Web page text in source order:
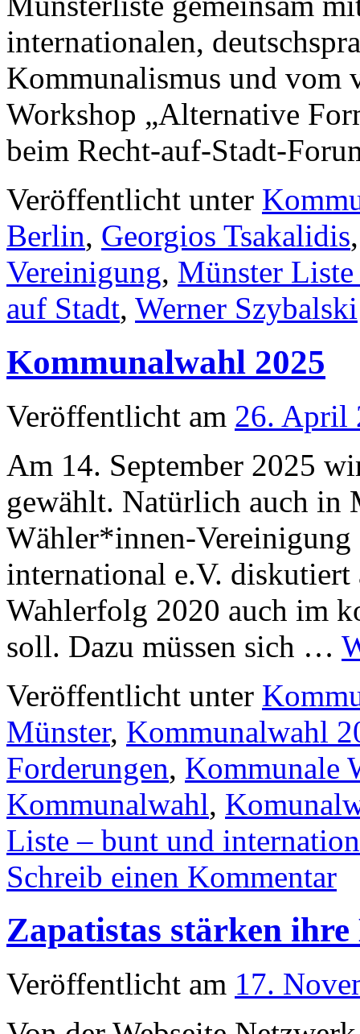
internationalen,
Kommunalismus und vom
Workshop „Alternative
beim Recht-auf-Stadt-
Veröffentlicht unter
Berlin, Georgios Tsakalidis
Vereinigung, Münster
auf Stadt, Werner Szybalski
Kommunalwahl 2025
Veröffentlicht am 26. April
Am 14. September 2025
gewählt. Natürlich auch in
Wähler*innen-
international e.V.
Wahlerfolg 2020 auch im
soll. Dazu müssen sich …
Veröffentlicht unter
Münster, Kommunalwahl
Forderungen, Kommunale
Kommunalwahl,
Liste – bunt und
Schreib einen Kommentar
Zapatistas stärken ihre
Veröffentlicht am 17.